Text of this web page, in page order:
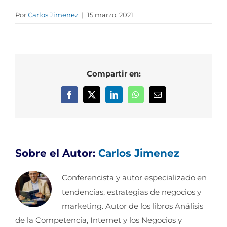
PorCarlos Jimenez | 15 marzo, 2021
Compartir en:
Facebook
X LinkedInWhatsAppCorreo
Sobre el Autor: Carlos Jimenez
Conferencista y autor especializado en
tendencias, estrategias de negocios y
marketing. Autor de los libros Análisis
de la Competencia, Internet y los Negocios y